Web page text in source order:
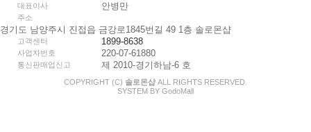
대표이사 안병만
주소
경기도 남양주시 진접읍 금강로1845번길 49 1층 솔로몬샵
고객센터 1899-8638
사업자번호 220-07-61880
통신판매업신고 제 2010-경기하남-6 호
COPYRIGHT (C) 솔로몬샵 ALL RIGHTS RESERVED.
SYSTEM BY GodoMall